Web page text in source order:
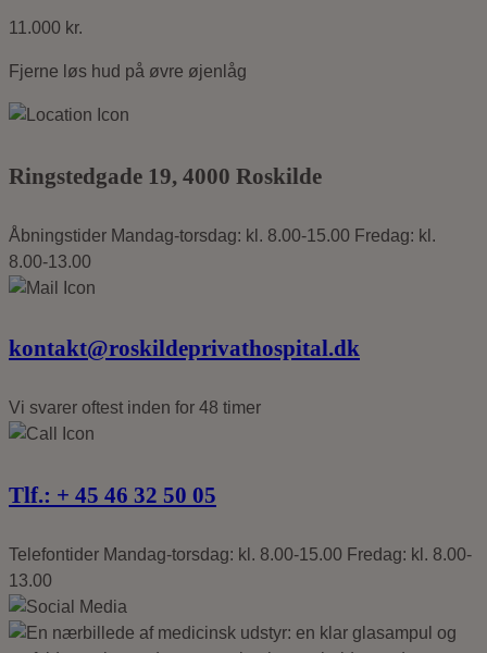
11.000 kr.
Fjerne løs hud på øvre øjenlåg
Ringstedgade 19, 4000 Roskilde
Åbningstider Mandag-torsdag: kl. 8.00-15.00 Fredag: kl.
8.00-13.00
kontakt@roskildeprivathospital.dk
Vi svarer oftest inden for 48 timer
Tlf.: + 45 46 32 50 05
Telefontider Mandag-torsdag: kl. 8.00-15.00 Fredag: kl. 8.00-
13.00